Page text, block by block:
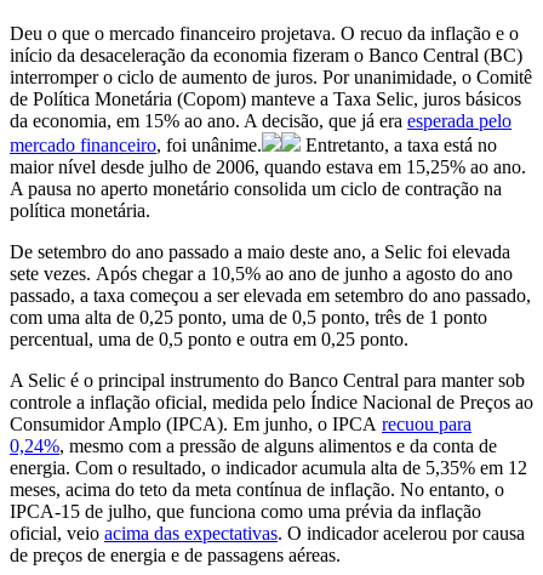
Deu o que o mercado financeiro projetava. O recuo da inflação e o
início da desaceleração da economia fizeram o Banco Central (BC)
interromper o ciclo de aumento de juros. Por unanimidade, o Comitê
de Política Monetária (Copom) manteve a Taxa Selic, juros básicos
da economia, em 15% ao ano. A decisão, que já era esperada pelo
mercado financeiro, foi unânime.
Entretanto, a taxa está no
maior nível desde julho de 2006, quando estava em 15,25% ao ano.
A pausa no aperto monetário consolida um ciclo de contração na
política monetária.
De setembro do ano passado a maio deste ano, a Selic foi elevada
sete vezes. Após chegar a 10,5% ao ano de junho a agosto do ano
passado, a taxa começou a ser elevada em setembro do ano passado,
com uma alta de 0,25 ponto, uma de 0,5 ponto, três de 1 ponto
percentual, uma de 0,5 ponto e outra em 0,25 ponto.
A Selic é o principal instrumento do Banco Central para manter sob
controle a inflação oficial, medida pelo Índice Nacional de Preços ao
Consumidor Amplo (IPCA). Em junho, o IPCA recuou para
0,24%, mesmo com a pressão de alguns alimentos e da conta de
energia. Com o resultado, o indicador acumula alta de 5,35% em 12
meses, acima do teto da meta contínua de inflação. No entanto, o
IPCA-15 de julho, que funciona como uma prévia da inflação
oficial, veio acima das expectativas. O indicador acelerou por causa
de preços de energia e de passagens aéreas.